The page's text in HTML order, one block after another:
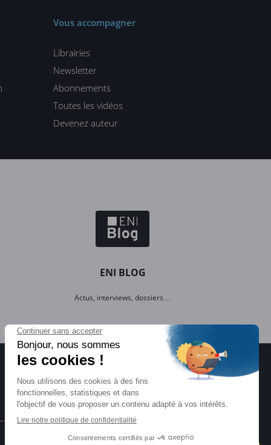
Vous accompagner
Librairies
Newsletter
Abonnements
Toutes les vidéos
Devenez auteur
ENI BLOG
Actus, interviews, dossiers…